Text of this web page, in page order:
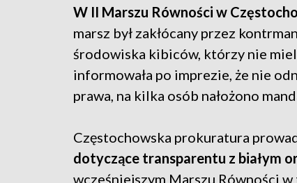
W II Marszu Równości w
marsz był zakłócany przez
środowiska kibiców, którzy nie
informowała po imprezie, że nie
prawa, na kilka osób nałożono
Częstochowska prokuratura
dotyczące transparentu z białym
wcześniejszym Marszu Równości